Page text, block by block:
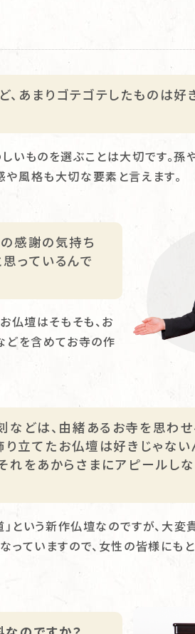
あまりゴテゴテしたものは好
いものを選ぶことは大切です。孫
風格も大切な要素と言えます。
感謝の気持ち
っているんで
仏壇はそもそも、お
どを含めてお寺の作
などは、由緒あるお寺を思わ
り立てたお仏壇は好きじゃない
をあからさまにアピールしな
」という新作仏壇なのですが、大
っていますので、女性の皆様にも